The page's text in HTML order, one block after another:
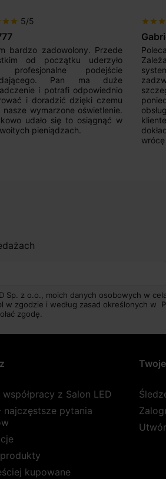
star star 5/5
bardzo zadowolony. Przede
od początku uderzyło
profesjonalne podejście
Pan ma duże
i potrafi odpowiednio
i doradzić dzięki czemu
nasze wymarzone oświetlenie.
udało się to osiągnąć w
pieniądzach.
star star star
Sp. z o.o., moich danych osobowych w
zgodzie i według zasad określonych w
zgodę.
z Salon LED
najczęstsze pytania
kupowane